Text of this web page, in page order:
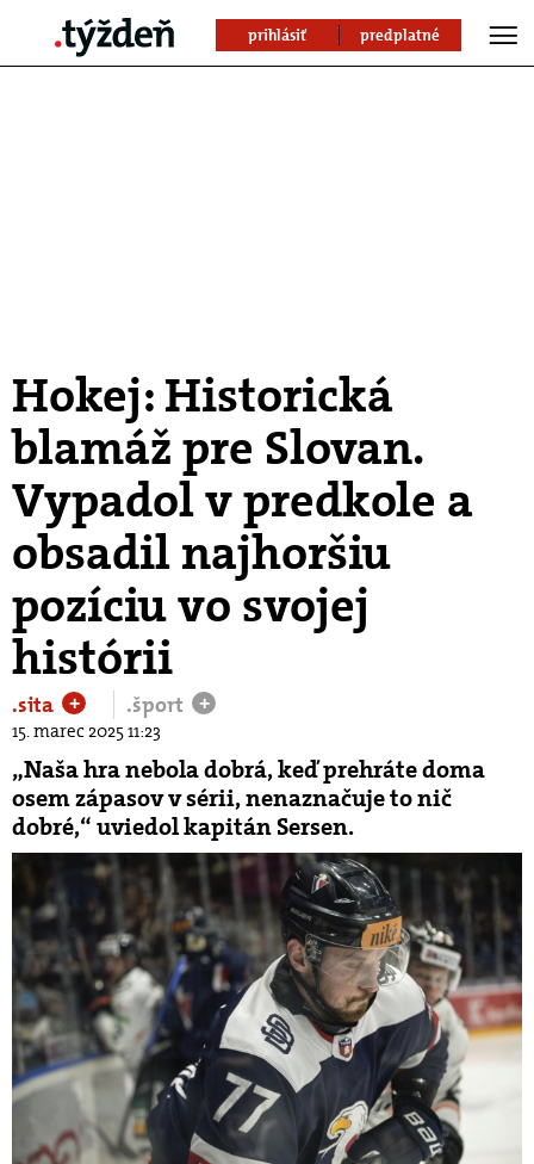
prihlásiť predplatné
Hokej: Historická
blamáž pre Slovan.
Vypadol v predkole a
obsadil najhoršiu
pozíciu vo svojej
histórii
.sita + .šport +
15. marec 2025 11:23
„Naša hra nebola dobrá, keď prehráte doma
osem zápasov v sérii, nenaznačuje to nič
dobré,“ uviedol kapitán Sersen.